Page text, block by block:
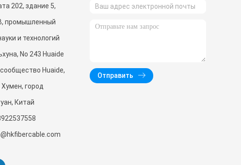
202, здание 5,
промышленный
и технологий
No 243 Huaide
сообщество Huaide,
Хумен, город
Китай
Отправить